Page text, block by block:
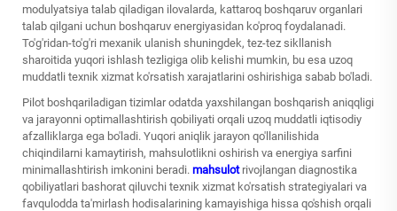
modulyatsiya talab qiladigan ilovalarda, kattaroq boshqaruv organlari
talab qilgani uchun boshqaruv energiyasidan ko'proq foydalanadi.
To'g'ridan-to'g'ri mexanik ulanish shuningdek, tez-tez sikllanish
sharoitida yuqori ishlash tezligiga olib kelishi mumkin, bu esa uzoq
muddatli texnik xizmat ko'rsatish xarajatlarini oshirishiga sabab bo'ladi.
Pilot boshqariladigan tizimlar odatda yaxshilangan boshqarish aniqqligi
va jarayonni optimallashtirish qobiliyati orqali uzoq muddatli iqtisodiy
afzalliklarga ega bo'ladi. Yuqori aniqlik jarayon qo'llanilishida
chiqindilarni kamaytirish, mahsulotlikni oshirish va energiya sarfini
minimallashtirish imkonini beradi. mahsulot rivojlangan diagnostika
qobiliyatlari bashorat qiluvchi texnik xizmat ko'rsatish strategiyalari va
favqulodda ta'mirlash hodisalarining kamayishiga hissa qo'shish orqali